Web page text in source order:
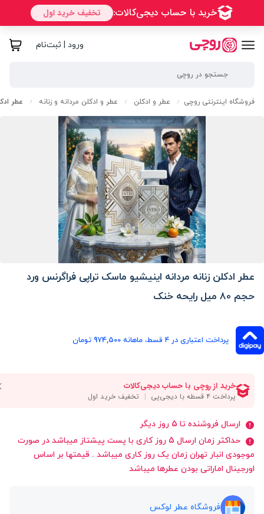
ورود | ثبت‌نام
فروشگاه اینترنتی روچی / عطر و ادکلن / عطر و ادکلن مردانه و زنانه / عطر
عطر ادکلن زنانه مردانه اینیشیو ماسک تراپی فراگرنس ورد
حجم 80 میل رایحه خنک
پرداخت اعتباری در ۴ قسط، ماهانه 974,500 تومان
ارسال فروشنده تا 5 روز دیگر
حداکثر زمان ارسال 5 روز کاری با پست پیشتاز میباشد در صورت
موجودی انبار تهران زمان یک روز کاری میباشد . قیمتها بر اساس
اورجینال اماراتی بودن عطرها میباشد
فروشگاه عطر لوکس